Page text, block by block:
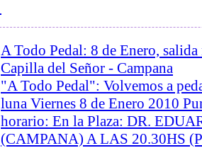
A Todo Pedal: 8 de Enero,
Capilla del Señor - Campana
"A Todo Pedal": Volvemos a
luna Viernes 8 de Enero 2010
horario: En la Plaza: DR.
(CAMPANA) A LAS 20.30HS